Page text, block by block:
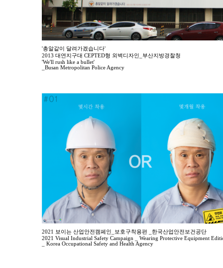
'총알같이 달려가겠습니다'
2013 대연지구대 CEPTED형 외벽디자인_부산지방경찰청
'We'll rush like a bullet'
_Busan Metropolitan Police Agency
2021 보이는 산업안전캠페인_보호구착용편 _한국산업안전보건공단
2021 Visual Industrial Safety Campaign _ Wearing Protective Equipment
_ Korea Occupational Safety and Health Agency